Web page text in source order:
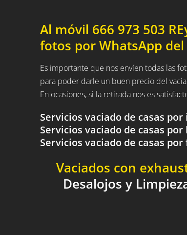
Al móvil 666 973 503
fotos por WhatsApp del
Es importante que nos envíen todas las
para poder darle un buen precio del
En ocasiones, si la retirada nos es
Servicios vaciado de casas
Servicios vaciado de casas
Servicios vaciado de casas
Vaciados con
Desalojos y